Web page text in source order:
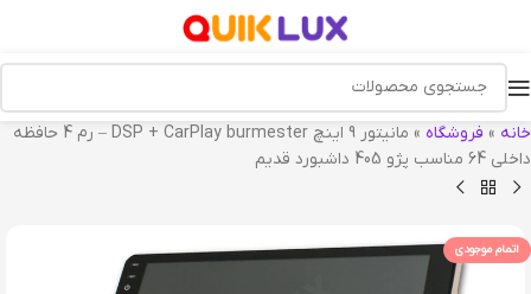
خانه » فروشگاه »
مانیتور 9 اینچ DSP + CarPlay burmester – رم 4 حافظه
داخلی 64 مناسب پژو 405 داشبورد قدیم
اتمام موجودی